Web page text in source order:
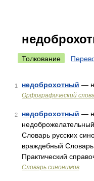
Толкование
1 недоброхотный —
Орфографический
2 недоброхотный —
Словарь русских
враждебный Словарь
Практический
Словарь синонимов